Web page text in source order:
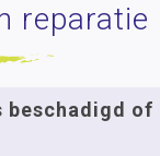
reparatie
beschadigd of